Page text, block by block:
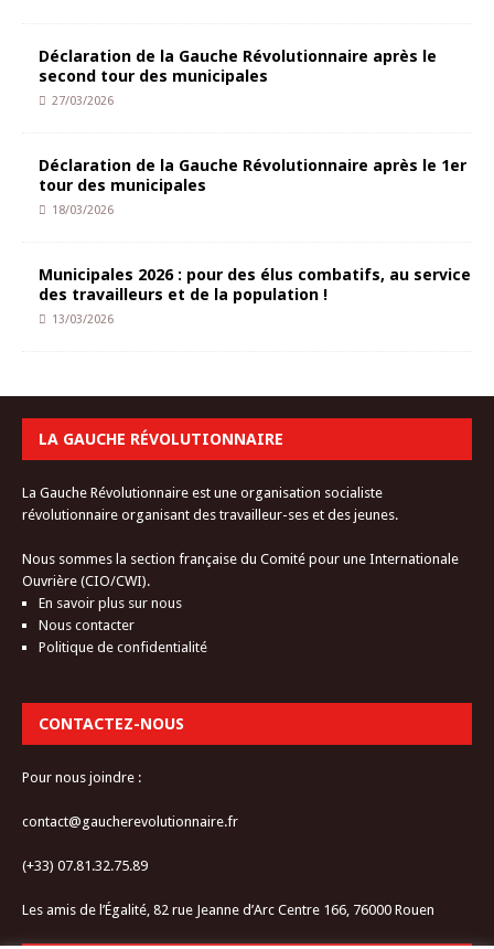
Déclaration de la Gauche Révolutionnaire après le
second tour des municipales
27/03/2026
Déclaration de la Gauche Révolutionnaire après le 1er
tour des municipales
18/03/2026
Municipales 2026 : pour des élus combatifs, au service
des travailleurs et de la population !
13/03/2026
LA GAUCHE RÉVOLUTIONNAIRE
La Gauche Révolutionnaire est une organisation socialiste
révolutionnaire organisant des travailleur-ses et des jeunes.
Nous sommes la section française du Comité pour une Internationale
Ouvrière (CIO/CWI).
En savoir plus sur nous
Nous contacter
Politique de confidentialité
CONTACTEZ-NOUS
Pour nous joindre :
contact@gaucherevolutionnaire.fr
(+33) 07.81.32.75.89
Les amis de l’Égalité, 82 rue Jeanne d’Arc Centre 166, 76000 Rouen